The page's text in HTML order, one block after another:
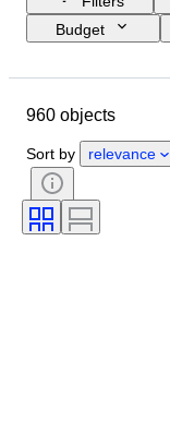
Budget
コンディション
時代
ジャンル
テスト済み動作品
制作者
960 objects
Sort by relevance